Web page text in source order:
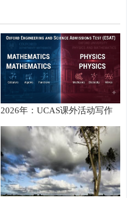
2026年：UCAS课外活动写作
攻略